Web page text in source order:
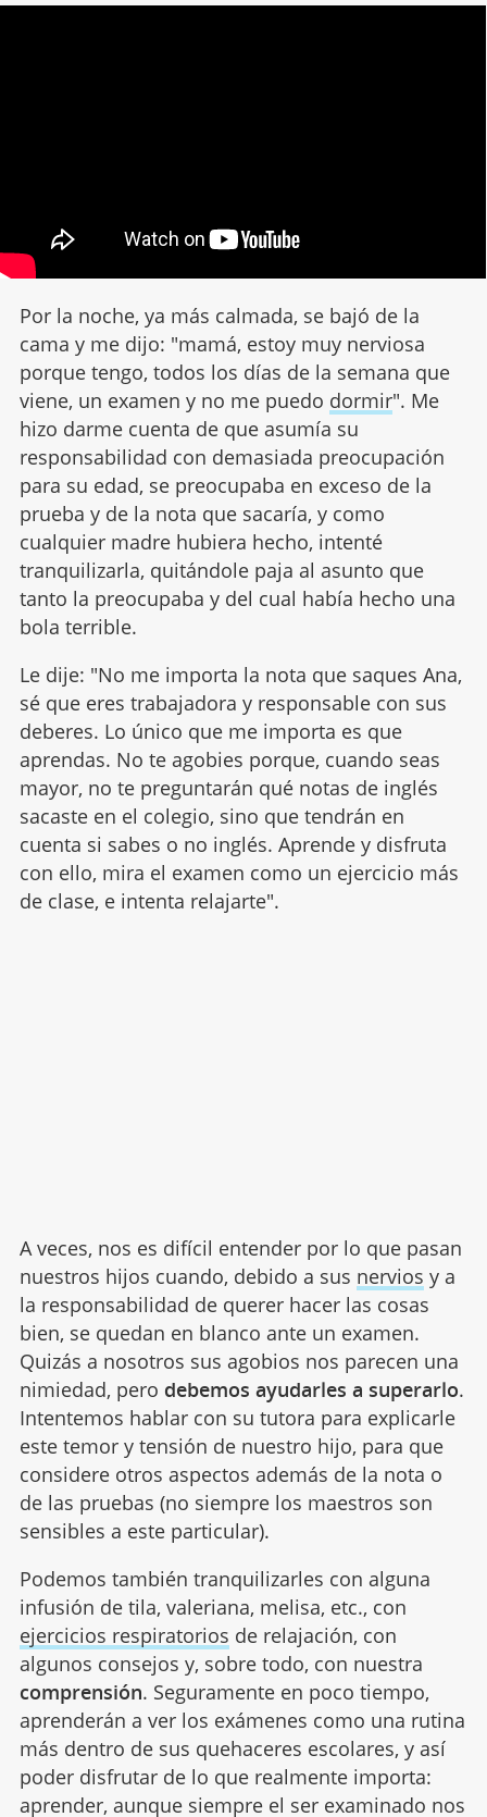
Por la noche, ya más calmada, se bajó de la
cama y me dijo: "mamá, estoy muy nerviosa
porque tengo, todos los días de la semana que
viene, un examen y no me puedo dormir". Me
hizo darme cuenta de que asumía su
responsabilidad con demasiada preocupación
para su edad, se preocupaba en exceso de la
prueba y de la nota que sacaría, y como
cualquier madre hubiera hecho, intenté
tranquilizarla, quitándole paja al asunto que
tanto la preocupaba y del cual había hecho una
bola terrible.
Le dije: "No me importa la nota que saques Ana,
sé que eres trabajadora y responsable con sus
deberes. Lo único que me importa es que
aprendas. No te agobies porque, cuando seas
mayor, no te preguntarán qué notas de inglés
sacaste en el colegio, sino que tendrán en
cuenta si sabes o no inglés. Aprende y disfruta
con ello, mira el examen como un ejercicio más
de clase, e intenta relajarte".
A veces, nos es difícil entender por lo que pasan
nuestros hijos cuando, debido a sus nervios y a
la responsabilidad de querer hacer las cosas
bien, se quedan en blanco ante un examen.
Quizás a nosotros sus agobios nos parecen una
nimiedad, pero debemos ayudarles a superarlo.
Intentemos hablar con su tutora para explicarle
este temor y tensión de nuestro hijo, para que
considere otros aspectos además de la nota o
de las pruebas (no siempre los maestros son
sensibles a este particular).
Podemos también tranquilizarles con alguna
infusión de tila, valeriana, melisa, etc., con
ejercicios respiratorios de relajación, con
algunos consejos y, sobre todo, con nuestra
comprensión. Seguramente en poco tiempo,
aprenderán a ver los exámenes como una rutina
más dentro de sus quehaceres escolares, y así
poder disfrutar de lo que realmente importa:
aprender, aunque siempre el ser examinado nos